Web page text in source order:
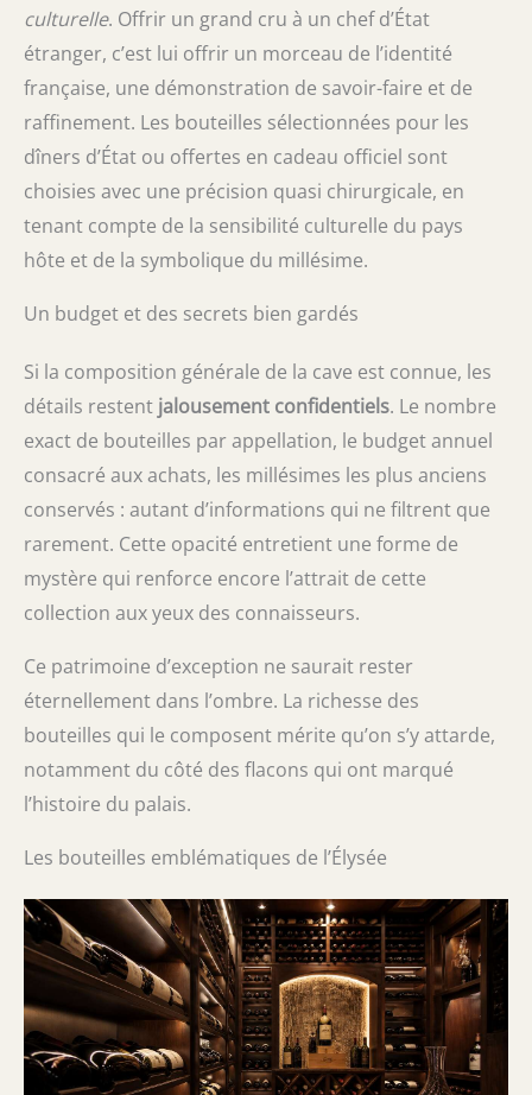
culturelle. Offrir un grand cru à un chef d’État
étranger, c’est lui offrir un morceau de l’identité
française, une démonstration de savoir-faire et de
raffinement. Les bouteilles sélectionnées pour les
dîners d’État ou offertes en cadeau officiel sont
choisies avec une précision quasi chirurgicale, en
tenant compte de la sensibilité culturelle du pays
hôte et de la symbolique du millésime.
Un budget et des secrets bien gardés
Si la composition générale de la cave est connue, les
détails restent jalousement confidentiels. Le nombre
exact de bouteilles par appellation, le budget annuel
consacré aux achats, les millésimes les plus anciens
conservés : autant d’informations qui ne filtrent que
rarement. Cette opacité entretient une forme de
mystère qui renforce encore l’attrait de cette
collection aux yeux des connaisseurs.
Ce patrimoine d’exception ne saurait rester
éternellement dans l’ombre. La richesse des
bouteilles qui le composent mérite qu’on s’y attarde,
notamment du côté des flacons qui ont marqué
l’histoire du palais.
Les bouteilles emblématiques de l’Élysée